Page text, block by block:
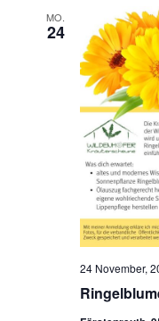
MO.
24
24 November,